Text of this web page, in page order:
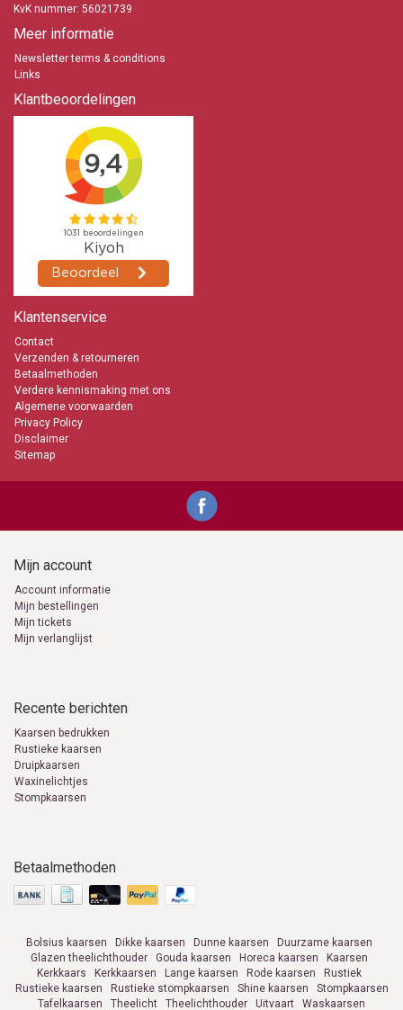
KvK nummer: 56021739
Meer informatie
Newsletter terms & conditions
Links
Klantbeoordelingen
Klantenservice
Contact
Verzenden & retourneren
Betaalmethoden
Verdere kennismaking met ons
Algemene voorwaarden
Privacy Policy
Disclaimer
Sitemap
Mijn account
Account informatie
Mijn bestellingen
Mijn tickets
Mijn verlanglijst
Recente berichten
Kaarsen bedrukken
Rustieke kaarsen
Druipkaarsen
Waxinelichtjes
Stompkaarsen
Betaalmethoden
Bolsius kaarsen Dikke kaarsen Dunne kaarsen
Duurzame kaarsen
Glazen theelichthouder
Gouda kaarsen Horeca kaarsen
Kaarsen
Kerkkaars
Kerkkaarsen Lange kaarsen Rode kaarsen
Rustiek
Rustieke kaarsen
Rustieke stompkaarsen Shine kaarsen
Stompkaarsen
Tafelkaarsen
Theelicht Theelichthouder Uitvaart Waskaarsen